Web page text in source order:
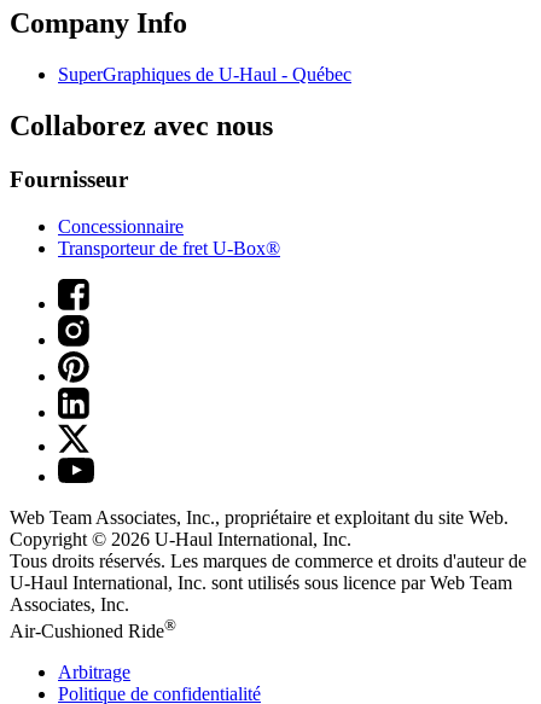
Company Info
SuperGraphiques de U-Haul - Québec
Collaborez avec nous
Fournisseur
Concessionnaire
Transporteur de fret U-Box®
Web Team Associates, Inc., propriétaire et exploitant du site Web.
Copyright © 2026 U-Haul International, Inc.
Tous droits réservés. Les marques de commerce et droits d'auteur de
U-Haul International, Inc. sont utilisés sous licence par Web Team
Associates, Inc.
Air-Cushioned Ride®
Arbitrage
Politique de confidentialité